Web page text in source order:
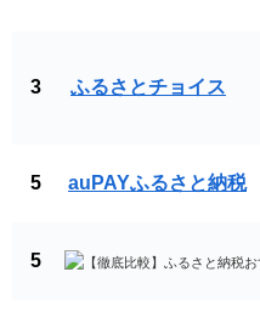
3 ふるさとチョイス
5 auPAYふるさと納税
5